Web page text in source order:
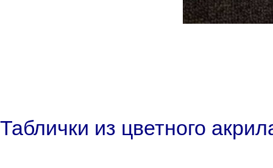
Таблички из цветного